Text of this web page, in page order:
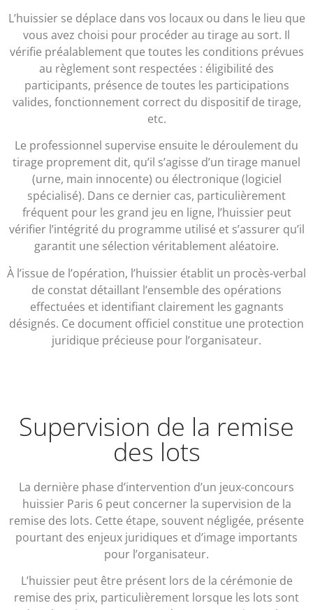
L’huissier se déplace dans vos locaux ou dans le lieu que
vous avez choisi pour procéder au tirage au sort. Il
vérifie préalablement que toutes les conditions prévues
au règlement sont respectées : éligibilité des
participants, présence de toutes les participations
valides, fonctionnement correct du dispositif de tirage,
etc.
Le professionnel supervise ensuite le déroulement du
tirage proprement dit, qu’il s’agisse d’un tirage manuel
(urne, main innocente) ou électronique (logiciel
spécialisé). Dans ce dernier cas, particulièrement
fréquent pour les grand jeu en ligne, l’huissier peut
vérifier l’intégrité du programme utilisé et s’assurer qu’il
garantit une sélection véritablement aléatoire.
À l’issue de l’opération, l’huissier établit un procès-verbal
de constat détaillant l’ensemble des opérations
effectuées et identifiant clairement les gagnants
désignés. Ce document officiel constitue une protection
juridique précieuse pour l’organisateur.
Supervision de la remise
des lots
La dernière phase d’intervention d’un jeux-concours
huissier Paris 6 peut concerner la supervision de la
remise des lots. Cette étape, souvent négligée, présente
pourtant des enjeux juridiques et d’image importants
pour l’organisateur.
L’huissier peut être présent lors de la cérémonie de
remise des prix, particulièrement lorsque les lots sont